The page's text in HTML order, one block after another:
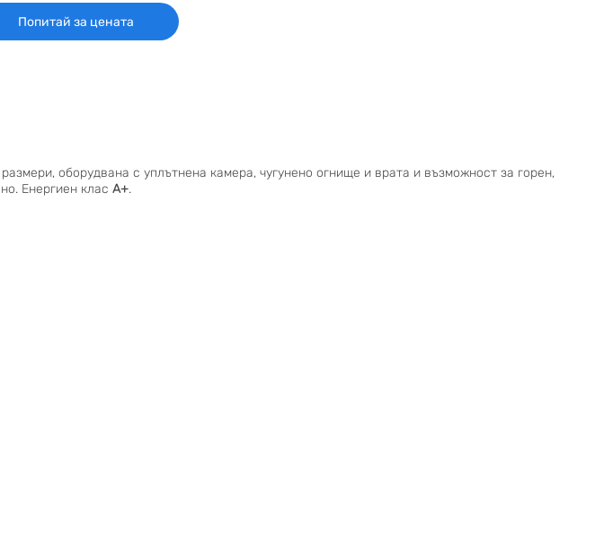
Попитай за цената
оборудвана с уплътнена камера, чугунено огнище и врата и възможност за горен,
Енергиен клас А+.